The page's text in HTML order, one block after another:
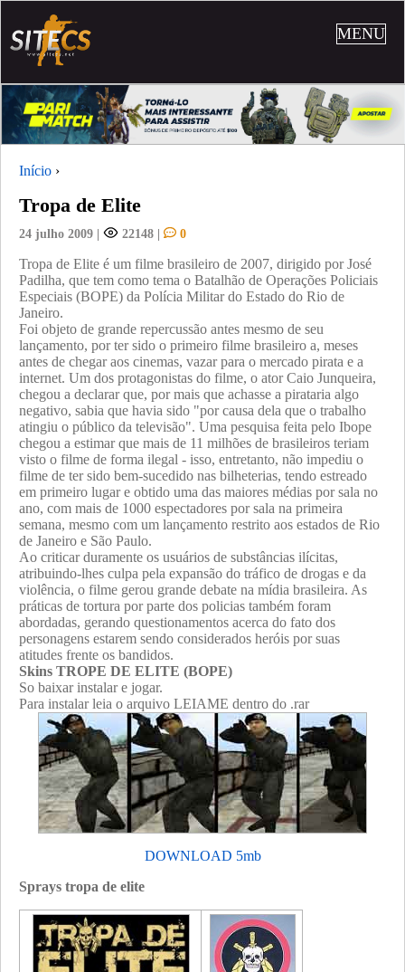
MENU
Início ›
Tropa de Elite
24 julho 2009 | 22148 | 0
Tropa de Elite é um filme brasileiro de 2007, dirigido por José
Padilha, que tem como tema o Batalhão de Operações Policiais
Especiais (BOPE) da Polícia Militar do Estado do Rio de
Janeiro.
Foi objeto de grande repercussão antes mesmo de seu
lançamento, por ter sido o primeiro filme brasileiro a, meses
antes de chegar aos cinemas, vazar para o mercado pirata e a
internet. Um dos protagonistas do filme, o ator Caio Junqueira,
chegou a declarar que, por mais que achasse a pirataria algo
negativo, sabia que havia sido "por causa dela que o trabalho
atingiu o público da televisão". Uma pesquisa feita pelo Ibope
chegou a estimar que mais de 11 milhões de brasileiros teriam
visto o filme de forma ilegal - isso, entretanto, não impediu o
filme de ter sido bem-sucedido nas bilheterias, tendo estreado
em primeiro lugar e obtido uma das maiores médias por sala no
ano, com mais de 1000 espectadores por sala na primeira
semana, mesmo com um lançamento restrito aos estados de Rio
de Janeiro e São Paulo.
Ao criticar duramente os usuários de substâncias ilícitas,
atribuindo-lhes culpa pela expansão do tráfico de drogas e da
violência, o filme gerou grande debate na mídia brasileira. As
práticas de tortura por parte dos policias também foram
abordadas, gerando questionamentos acerca do fato dos
personagens estarem sendo considerados heróis por suas
atitudes frente os bandidos.
Skins TROPE DE ELITE (BOPE)
So baixar instalar e jogar.
Para instalar leia o arquivo LEIAME dentro do .rar
DOWNLOAD 5mb
Sprays tropa de elite